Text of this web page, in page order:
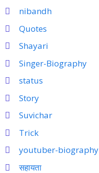
nibandh
Quotes
Shayari
Singer-Biography
status
Story
Suvichar
Trick
youtuber-biography
सहायता